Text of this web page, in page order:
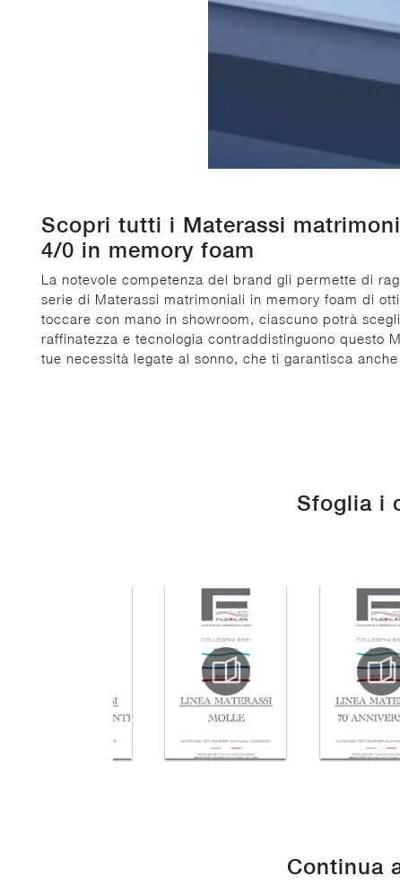
Scopri tutti i Materassi
4/0 in memory foam
La notevole competenza del brand gli permette di
serie di Materassi matrimoniali in memory foam di
toccare con mano in showroom, ciascuno potrà
raffinatezza e tecnologia contraddistinguono questo
tue necessità legate al sonno, che ti garantisca
Sfoglia i
Continua